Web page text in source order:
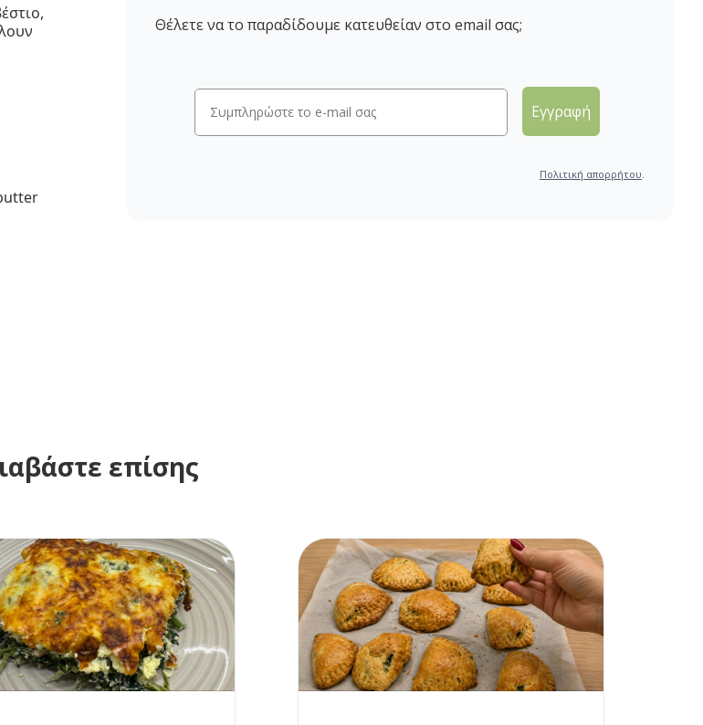
Θέλετε να το παραδίδουμε κατευθείαν στο email σας;
Εγγραφή
Πολιτική απορρήτου.
επίσης